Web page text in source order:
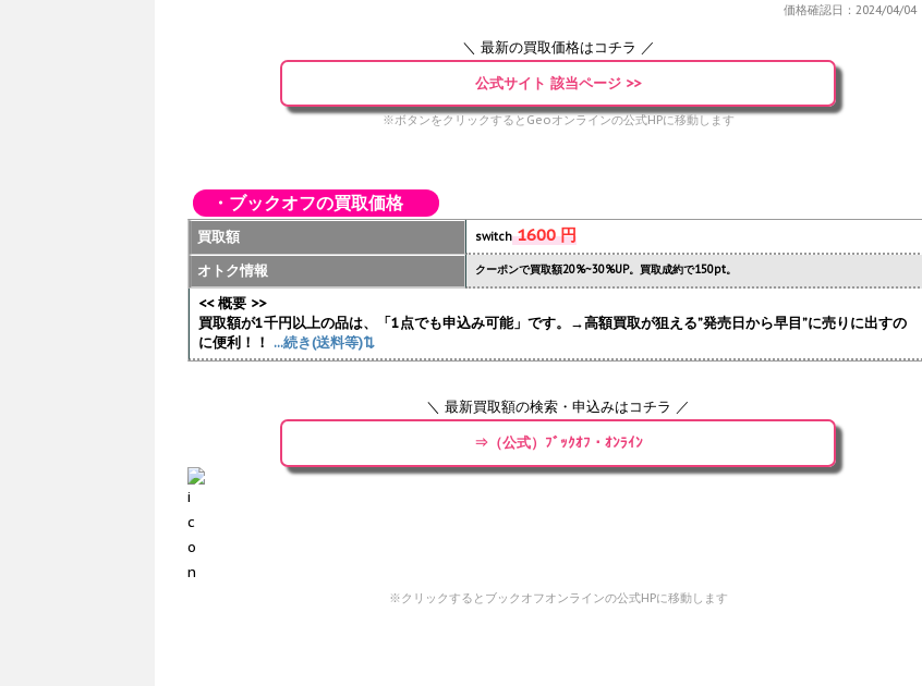
価格確認日：2024/04/04
＼ 最新の買取価格はコチラ ／
公式サイト 該当ページ >>
※ボタンをクリックするとGeoオンラインの公式HPに移動します
・ブックオフの買取価格
買取額 switch1600 円
オトク情報 クーポンで買取額20%~30%UP。買取成約で150pt。
<< 概要 >>
買取額が1千円以上の品は、「1点でも申込み可能」です。→高額買取が狙える”発売日から早目”に売りに出すの
に便利！！ ...続き(送料等)⇅
＼ 最新買取額の検索・申込みはコチラ ／
⇒（公式）ﾌﾞｯｸｵﾌ・ｵﾝﾗｲﾝ
※クリックするとブックオフオンラインの公式HPに移動します